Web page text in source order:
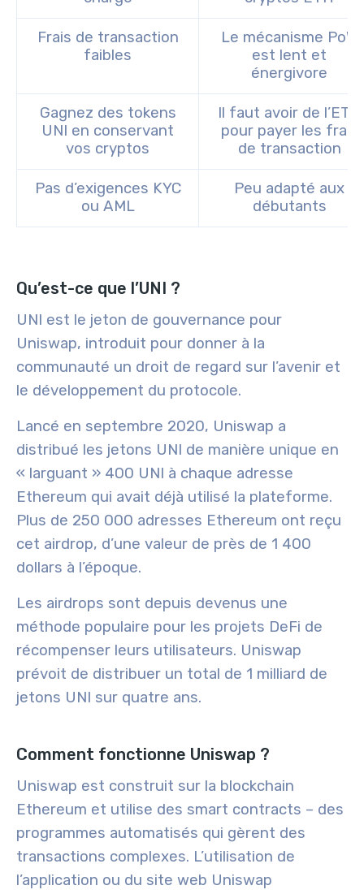
Frais de transaction
faibles
Le mécanisme PoW
est lent et
énergivore
Gagnez des tokens
UNI en conservant
vos cryptos
Il faut avoir de l’ETH
pour payer les frais
de transaction
Pas d’exigences KYC
ou AML
Peu adapté aux
débutants
Qu’est-ce que l’UNI ?
UNI est le jeton de gouvernance pour
Uniswap, introduit pour donner à la
communauté un droit de regard sur l’avenir et
le développement du protocole.
Lancé en septembre 2020, Uniswap a
distribué les jetons UNI de manière unique en
« larguant » 400 UNI à chaque adresse
Ethereum qui avait déjà utilisé la plateforme.
Plus de 250 000 adresses Ethereum ont reçu
cet airdrop, d’une valeur de près de 1 400
dollars à l’époque.
Les airdrops sont depuis devenus une
méthode populaire pour les projets DeFi de
récompenser leurs utilisateurs. Uniswap
prévoit de distribuer un total de 1 milliard de
jetons UNI sur quatre ans.
Comment fonctionne Uniswap ?
Uniswap est construit sur la blockchain
Ethereum et utilise des smart contracts – des
programmes automatisés qui gèrent des
transactions complexes. L’utilisation de
l’application ou du site web Uniswap